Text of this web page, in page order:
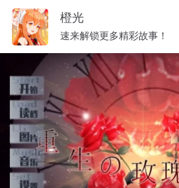
橙光
速来解锁更多精彩故事！